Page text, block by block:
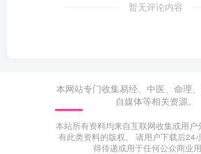
暂无评论内容
本网站专门收集易经、中医、命理、
自媒体等相关资源。
本站所有资料均来自互联网收集或用户
有此类资料的版权。 请用户下载后24
得传递或用于任何公众商业用